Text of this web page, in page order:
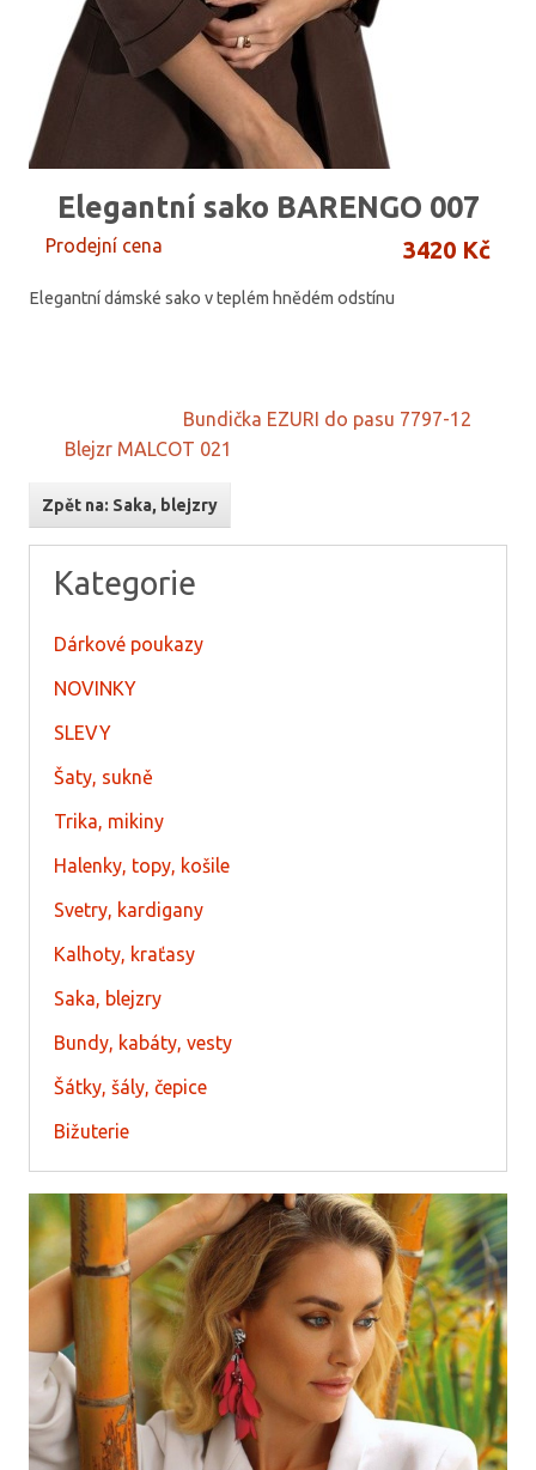
Elegantní sako BARENGO 007
Prodejní cena 3420 Kč
Elegantní dámské sako v teplém hnědém odstínu
Bundička EZURI do pasu 7797-12
Blejzr MALCOT 021
Zpět na: Saka, blejzry
Kategorie
Dárkové poukazy
NOVINKY
SLEVY
Šaty, sukně
Trika, mikiny
Halenky, topy, košile
Svetry, kardigany
Kalhoty, kraťasy
Saka, blejzry
Bundy, kabáty, vesty
Šátky, šály, čepice
Bižuterie